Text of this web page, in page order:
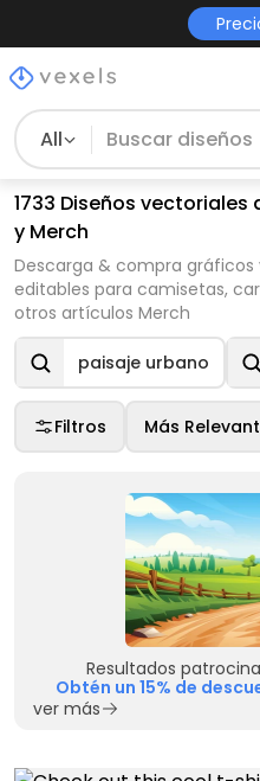
All
1733 Diseños
y Merch
Descarga & compra gráficos
editables para camisetas,
otros artículos Merch
paisaje urbano
Filtros Más
Resultados
Obtén un 15% de
ver más